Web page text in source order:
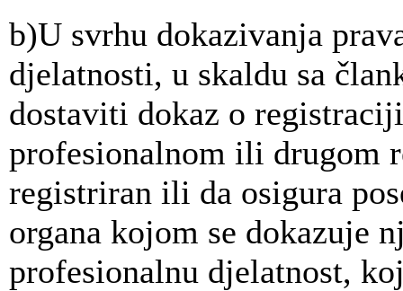
b)U svrhu dokazivanja
djelatnosti, u skaldu sa
dostaviti dokaz o
profesionalnom ili drugom
registriran ili da osigura
organa kojom se dokazuje
profesionalnu djelatnost,